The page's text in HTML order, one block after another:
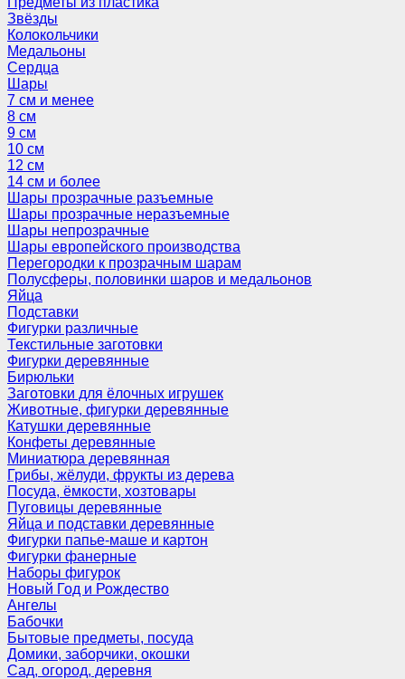
Звёзды
Колокольчики
Медальоны
Сердца
Шары
7 см и менее
8 см
9 см
10 см
12 см
14 см и более
Шары прозрачные разъемные
Шары прозрачные неразъемные
Шары непрозрачные
Шары европейского производства
Перегородки к прозрачным шарам
Полусферы, половинки шаров и медальонов
Яйца
Подставки
Фигурки различные
Текстильные заготовки
Фигурки деревянные
Бирюльки
Заготовки для ёлочных игрушек
Животные, фигурки деревянные
Катушки деревянные
Конфеты деревянные
Миниатюра деревянная
Грибы, жёлуди, фрукты из дерева
Посуда, ёмкости, хозтовары
Пуговицы деревянные
Яйца и подставки деревянные
Фигурки папье-маше и картон
Фигурки фанерные
Наборы фигурок
Новый Год и Рождество
Ангелы
Бабочки
Бытовые предметы, посуда
Домики, заборчики, окошки
Сад, огород, деревня